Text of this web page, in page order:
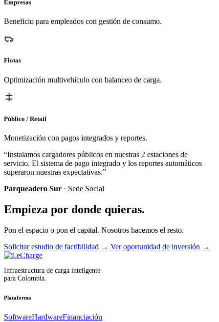
Empresas
Beneficio para empleados con gestión de consumo.
Flotas
Optimización multivehículo con balanceo de carga.
Público / Retail
Monetización con pagos integrados y reportes.
“Instalamos cargadores públicos en nuestras 2 estaciones de
servicio. El sistema de pago integrado y los reportes automáticos
superaron nuestras expectativas.”
Parqueadero Sur · Sede Social
Empieza por donde quieras.
Pon el espacio o pon el capital. Nosotros hacemos el resto.
Solicitar estudio de factibilidad → Ver oportunidad de inversión →
Infraestructura de carga inteligente
para Colombia.
Plataforma
SoftwareHardwareFinanciación